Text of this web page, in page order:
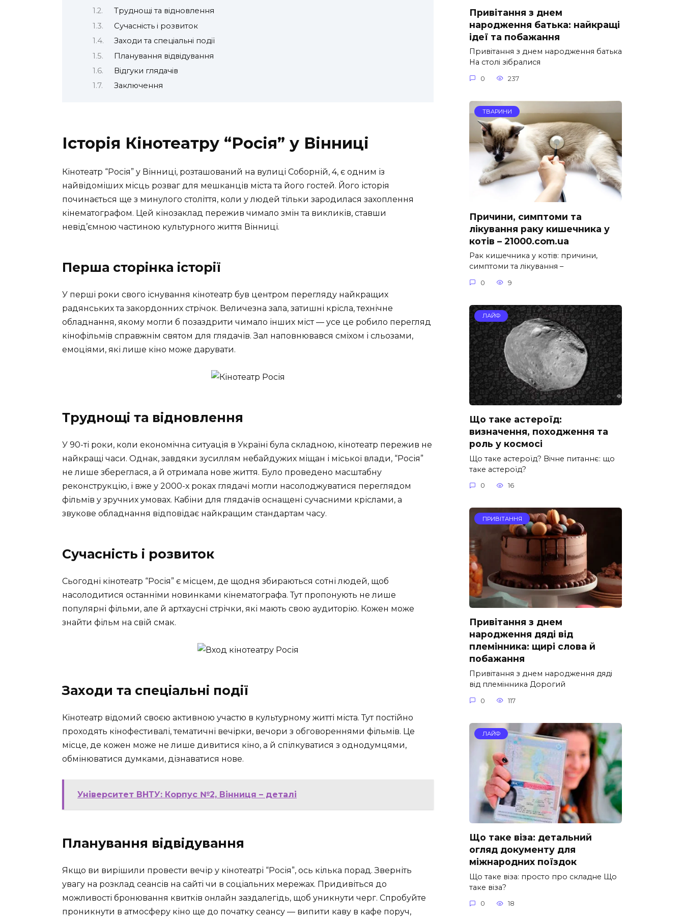
Труднощі та відновлення
Сучасність і розвиток
Заходи та спеціальні події
Планування відвідування
Відгуки глядачів
Заключення
Історія Кінотеатру “Росія” у Вінниці
Кінотеатр “Росія” у Вінниці, розташований на вулиці Соборній, 4, є одним із
найвідоміших місць розваг для мешканців міста та його гостей. Його історія
починається ще з минулого століття, коли у людей тільки зародилася захоплення
кінематографом. Цей кінозаклад пережив чимало змін та викликів, ставши
невід’ємною частиною культурного життя Вінниці.
Перша сторінка історії
У перші роки свого існування кінотеатр був центром перегляду найкращих
радянських та закордонних стрічок. Величезна зала, затишні крісла, технічне
обладнання, якому могли б позаздрити чимало інших міст — усе це робило перегляд
кінофільмів справжнім святом для глядачів. Зал наповнювався сміхом і сльозами,
емоціями, які лише кіно може дарувати.
Труднощі та відновлення
У 90-ті роки, коли економічна ситуація в Україні була складною, кінотеатр пережив не
найкращі часи. Однак, завдяки зусиллям небайдужих міщан і міської влади, “Росія”
не лише збереглася, а й отримала нове життя. Було проведено масштабну
реконструкцію, і вже у 2000-х роках глядачі могли насолоджуватися переглядом
фільмів у зручних умовах. Кабіни для глядачів оснащені сучасними кріслами, а
звукове обладнання відповідає найкращим стандартам часу.
Сучасність і розвиток
Сьогодні кінотеатр “Росія” є місцем, де щодня збираються сотні людей, щоб
насолодитися останніми новинками кінематографа. Тут пропонують не лише
популярні фільми, але й артхаусні стрічки, які мають свою аудиторію. Кожен може
знайти фільм на свій смак.
Заходи та спеціальні події
Кінотеатр відомий своєю активною участю в культурному житті міста. Тут постійно
проходять кінофестивалі, тематичні вечірки, вечори з обговореннями фільмів. Це
місце, де кожен може не лише дивитися кіно, а й спілкуватися з однодумцями,
обмінюватися думками, дізнаватися нове.
Університет ВНТУ: Корпус №2, Вінниця – деталі
Планування відвідування
Якщо ви вирішили провести вечір у кінотеатрі “Росія”, ось кілька порад. Зверніть
увагу на розклад сеансів на сайті чи в соціальних мережах. Придивіться до
можливості бронювання квитків онлайн заздалегідь, щоб уникнути черг. Спробуйте
проникнути в атмосферу кіно ще до початку сеансу — випити каву в кафе поруч,
Привітання з днем
народження батька: найкращі
ідеї та побажання
Привітання з днем народження батька
На столі зібралися
0 237
ТВАРИНИ
Причини, симптоми та
лікування раку кишечника у
котів – 21000.com.ua
Рак кишечника у котів: причини,
симптоми та лікування –
0 9
ЛАЙФ
Що таке астероїд:
визначення, походження та
роль у космосі
Що таке астероїд? Вічне питаннє: що
таке астероїд?
0 16
ПРИВІТАННЯ
Привітання з днем
народження дяді від
племінника: щирі слова й
побажання
Привітання з днем народження дяді
від племінника Дорогий
0 117
ЛАЙФ
Що таке віза: детальний
огляд документу для
міжнародних поїздок
Що таке віза: просто про складне Що
таке віза?
0 18